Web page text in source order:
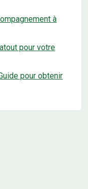
à
pour votre
pour obtenir